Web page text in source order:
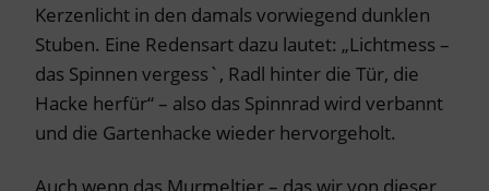
Kerzenlicht in den damals vorwiegend dunklen
Stuben. Eine Redensart dazu lautet: „Lichtmess –
das Spinnen vergess`, Radl hinter die Tür, die
Hacke herfür“ – also das Spinnrad wird verbannt
und die Gartenhacke wieder hervorgeholt.
Auch wenn das Murmeltier – das wir von dieser